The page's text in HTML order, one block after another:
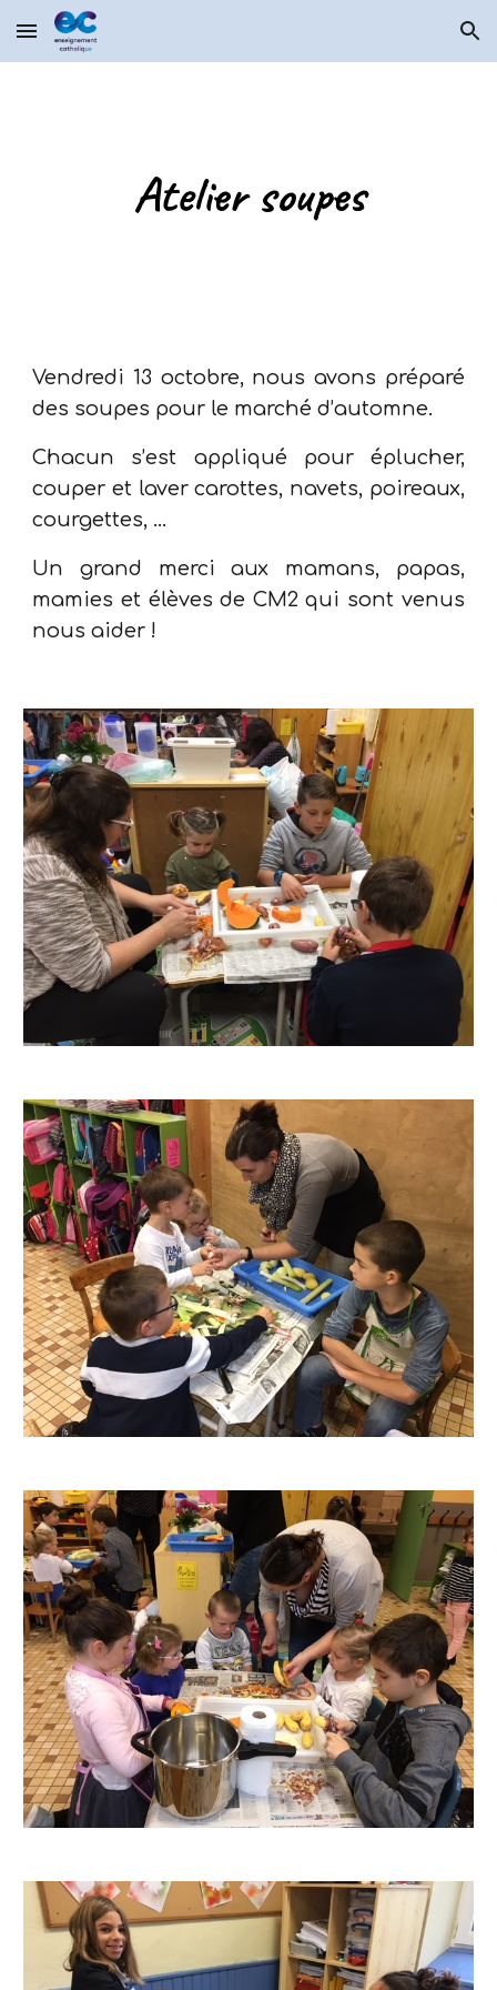
Skip to main content Skip to navigation
Atelier soupes
Vendredi 13 octobre, nous avons préparé
des soupes pour le marché d’automne.
Chacun s’est appliqué pour éplucher,
couper et laver carottes, navets, poireaux,
courgettes, ...
Un grand merci aux mamans, papas,
mamies et élèves de CM2 qui sont venus
nous aider !